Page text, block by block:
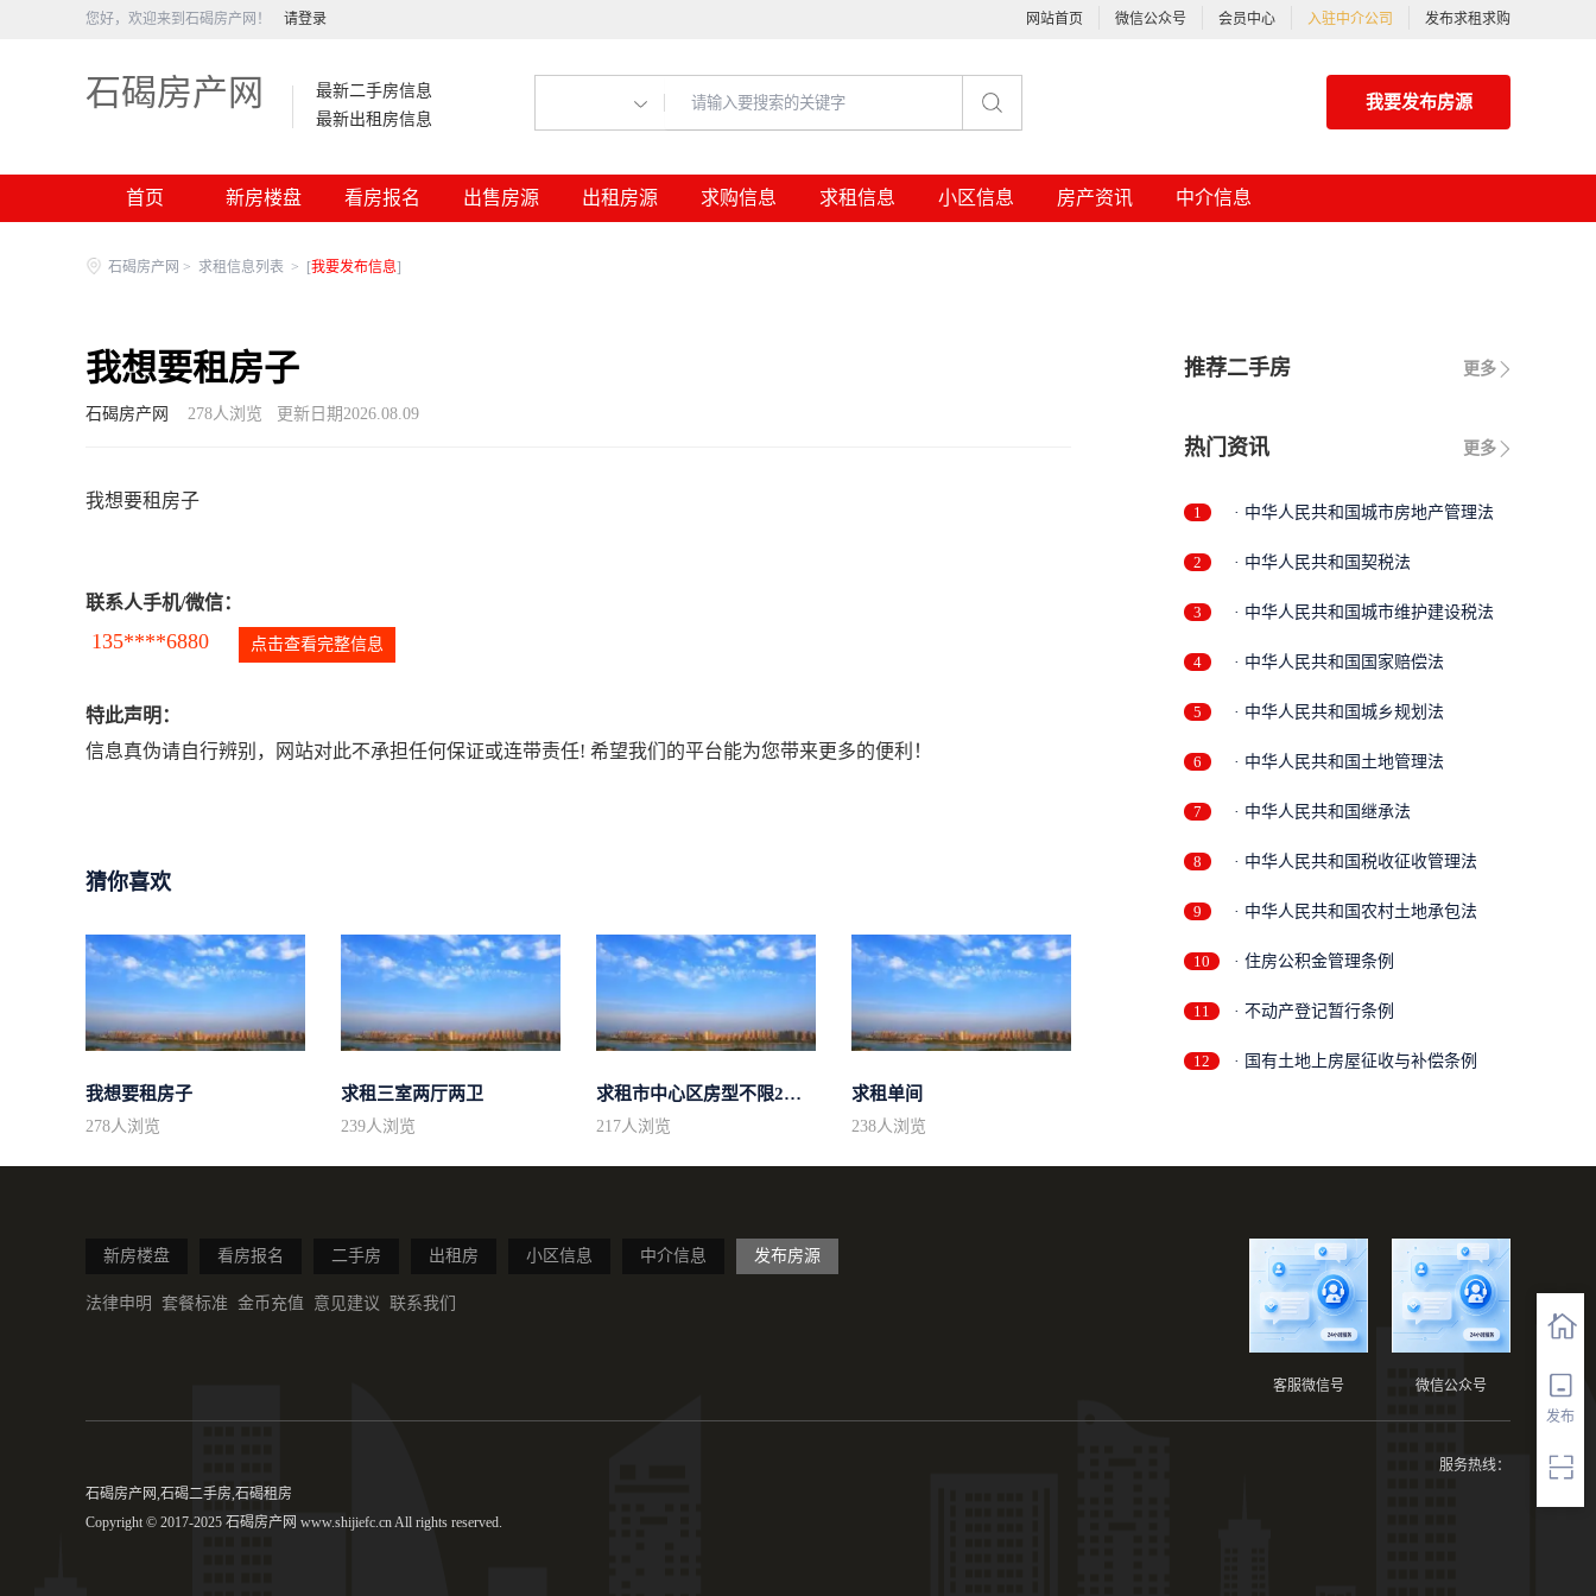
您好，欢迎来到石碣房产网！ 请登录 网站首页 微信公众号 会员中心 入驻中介公司 发布求租求购
石碣房产网
最新二手房信息
最新出租房信息
我要发布房源
首页 新房楼盘 看房报名 出售房源 出租房源 求购信息 求租信息 小区信息 房产资讯 中介信息
发布
石碣房产网 > 求租信息列表 > [我要发布信息]
我想要租房子
石碣房产网 278人浏览 更新日期2026.08.09
我想要租房子
联系人手机/微信：
135****6880 点击查看完整信息
特此声明：
信息真伪请自行辨别，网站对此不承担任何保证或连带责任! 希望我们的平台能为您带来更多的便利！
猜你喜欢
我想要租房子
278人浏览
求租三室两厅两卫
239人浏览
求租市中心区房型不限2室1厅中档装修
217人浏览
求租单间
238人浏览
更多
推荐二手房
更多
热门资讯
1 · 中华人民共和国城市房地产管理法
2 · 中华人民共和国契税法
3 · 中华人民共和国城市维护建设税法
4 · 中华人民共和国国家赔偿法
5 · 中华人民共和国城乡规划法
6 · 中华人民共和国土地管理法
7 · 中华人民共和国继承法
8 · 中华人民共和国税收征收管理法
9 · 中华人民共和国农村土地承包法
10 · 住房公积金管理条例
11 · 不动产登记暂行条例
12 · 国有土地上房屋征收与补偿条例
新房楼盘 看房报名 二手房 出租房 小区信息 中介信息 发布房源
法律申明 套餐标准 金币充值 意见建议 联系我们
微信公众号
客服微信号
服务热线：
石碣房产网,石碣二手房,石碣租房
Copyright © 2017-2025 石碣房产网 www.shijiefc.cn All rights reserved.